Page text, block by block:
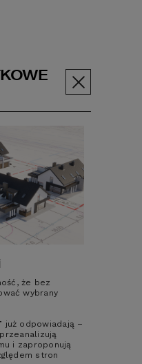
że bez
wybrany
już odpowiadają –
i zaproponują
stron
i stylowych
z antresolą
całej kolekcji
umożliwiająca
wnętrza.